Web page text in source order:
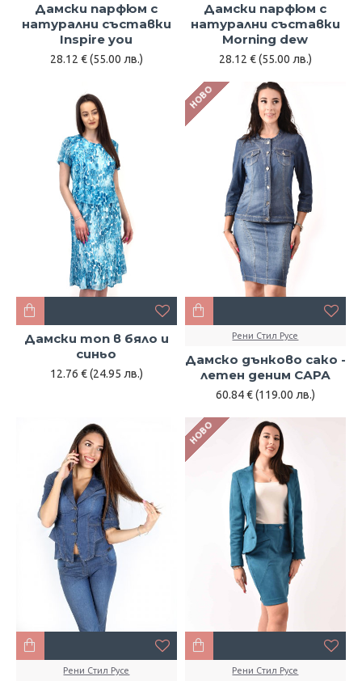
Дамски парфюм с
натурални съставки
Inspire you
28.12 € (55.00 лв.)
Дамски парфюм с
натурални съставки
Morning dew
28.12 € (55.00 лв.)
Дамски топ в бяло и
синьо
12.76 € (24.95 лв.)
НОВО
Рени Стил Русе
Дамско дънково сако -
летен деним САРА
60.84 € (119.00 лв.)
Рени Стил Русе
НОВО
Рени Стил Русе